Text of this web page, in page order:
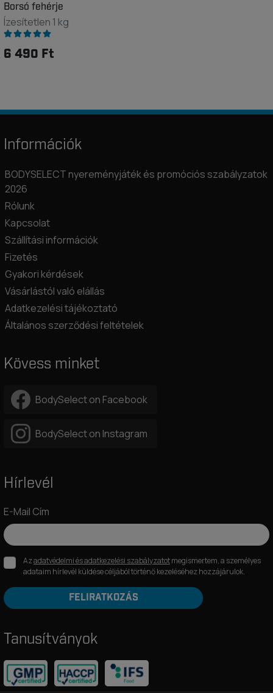
Borsó fehérje
Ízesítetlen 1 kg
6 490 Ft
Információk
BODYSELECT nyereményjáték és promóciós szabályzatok
2026
Rólunk
Kapcsolat
Szállítási információk
Fizetés
Gyakori kérdések
Vásárlástól való elállás
Adatkezelési tájékoztató
Általános szerződési feltételek
Kövess minket
BodySelect on Facebook
BodySelect on Instagram
Hírlevél
E-Mail Cím
Azadatvédelmi és adatkezelési szabályzatotmegismertem, a személyes
adataim hírlevél küldése céljából történő kezeléséhez hozzájárulok.
FELIRATKOZÁS
Tanusítványok